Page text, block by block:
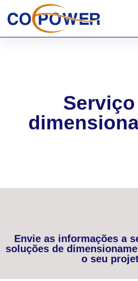
Envie as informações a
soluções de
o seu